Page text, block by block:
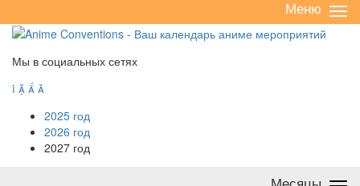
/
Меню
Мы в социальных сетях
   
2025 год
2026 год
2027 год